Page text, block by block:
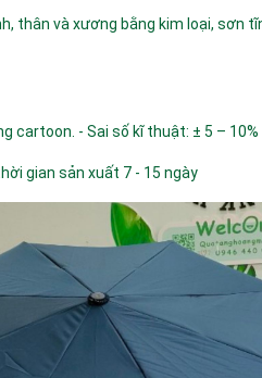
thân và xương bằng kim loại, sơn
cartoon. - Sai số kĩ thuật: ± 5 – 10%
gian sản xuất 7 - 15 ngày